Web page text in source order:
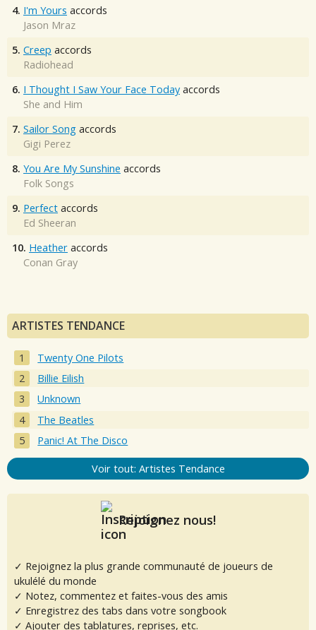
4. I'm Yours accords
Jason Mraz
5. Creep accords
Radiohead
6. I Thought I Saw Your Face Today accords
She and Him
7. Sailor Song accords
Gigi Perez
8. You Are My Sunshine accords
Folk Songs
9. Perfect accords
Ed Sheeran
10. Heather accords
Conan Gray
ARTISTES TENDANCE
Twenty One Pilots
Billie Eilish
Unknown
The Beatles
Panic! At The Disco
Voir tout: Artistes Tendance
Rejoignez nous!
✓ Rejoignez la plus grande communauté de joueurs de
ukulélé du monde
✓ Notez, commentez et faites-vous des amis
✓ Enregistrez des tabs dans votre songbook
✓ Ajouter des tablatures, reprises, etc.